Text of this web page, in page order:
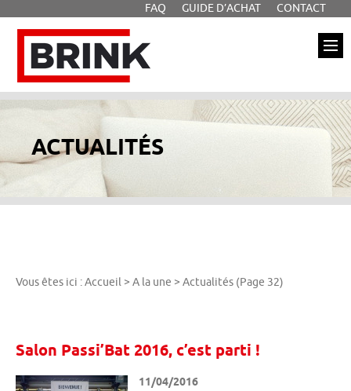
FAQ GUIDE D’ACHAT
CONTACT
Menu principal
ACTUALITÉS
Vous êtes ici :Accueil > A la une > Actualités (Page 32)
Salon Passi’Bat 2016, c’est parti !
11/04/2016